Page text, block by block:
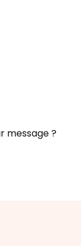
message ?